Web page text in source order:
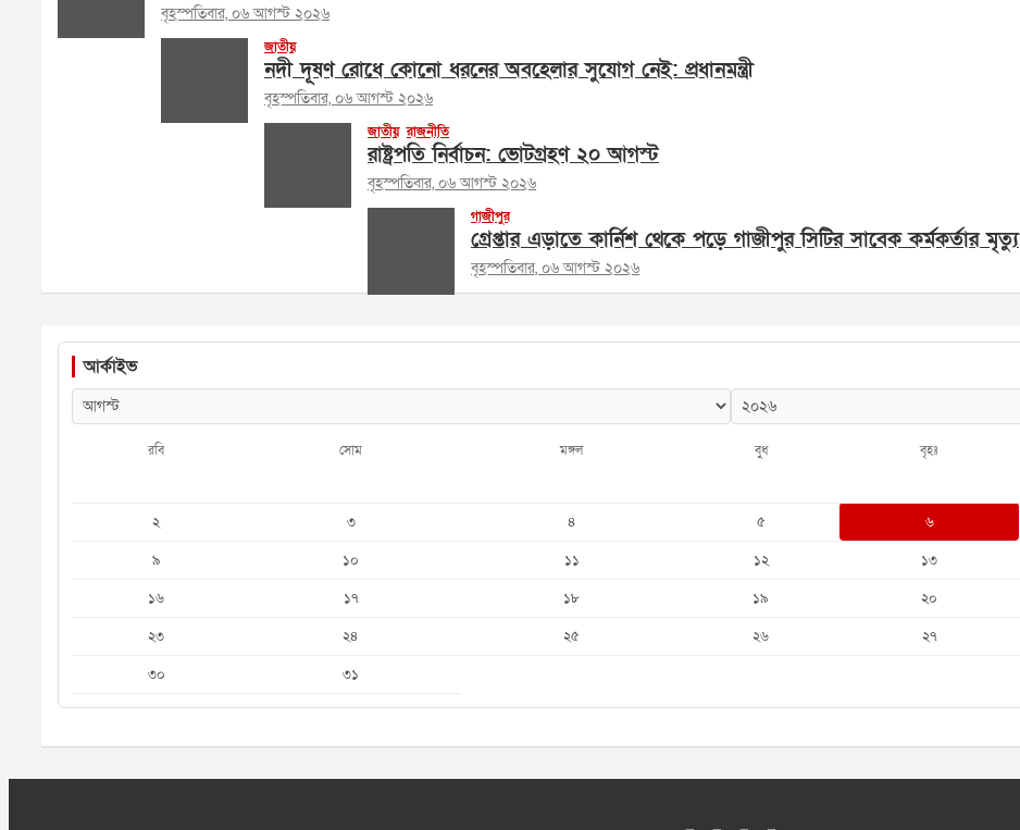
বৃহস্পতিবার, ০৬ আগস্ট ২০২৬
জাতীয়
নদী দূষণ রোধে কোনো ধরনের অবহেলার সুযোগ নেই: প্রধানমন্ত্রী
বৃহস্পতিবার, ০৬ আগস্ট ২০২৬
জাতীয় রাজনীতি
রাষ্ট্রপতি নির্বাচন: ভোটগ্রহণ ২০ আগস্ট
বৃহস্পতিবার, ০৬ আগস্ট ২০২৬
গাজীপুর
গ্রেপ্তার এড়াতে কার্নিশ থেকে পড়ে গাজীপুর সিটির সাবেক কর্মকর্তার মৃত্যু
বৃহস্পতিবার, ০৬ আগস্ট ২০২৬
আর্কাইভ
রবি সোম মঙ্গল বুধ বৃহঃ
২
৩ ৪ ৫ ৬
৯
১০ ১১ ১২ ১৩
১৬
১৭ ১৮ ১৯ ২০
২৩
২৪ ২৫ ২৬ ২৭
৩০
৩১